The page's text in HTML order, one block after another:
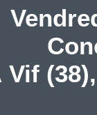
Vif